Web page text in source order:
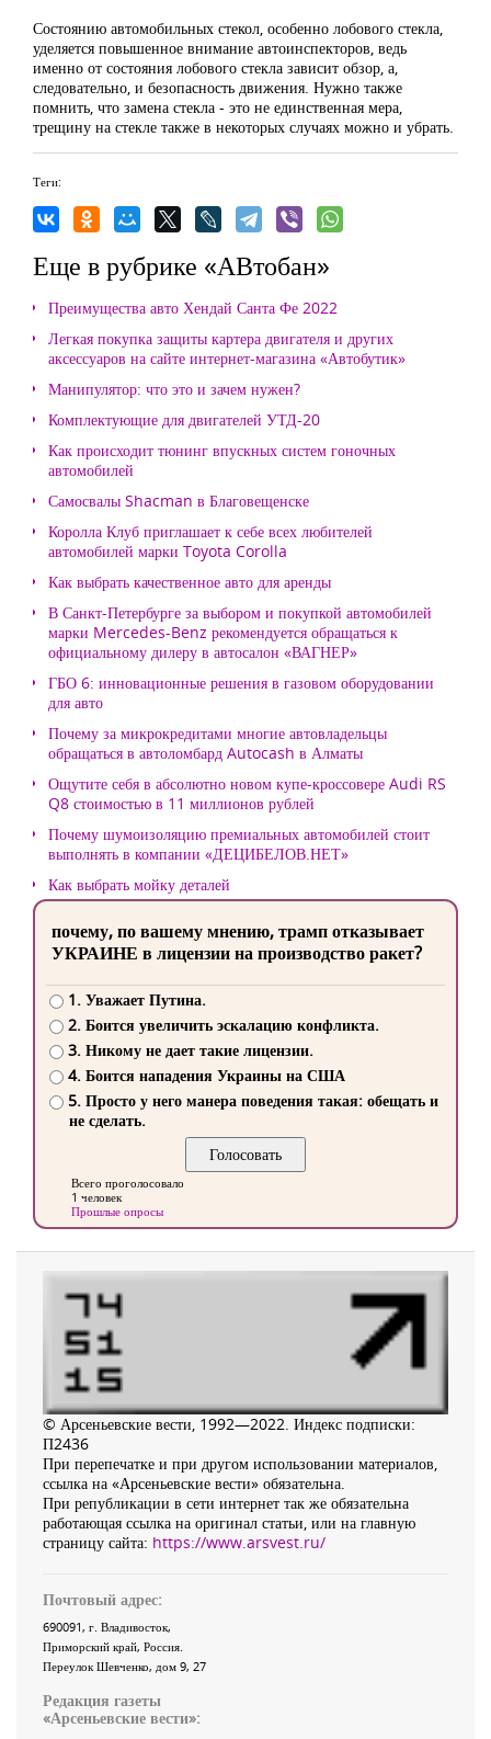
Состоянию автомобильных стекол, особенно лобового стекла,
уделяется повышенное внимание автоинспекторов, ведь
именно от состояния лобового стекла зависит обзор, а,
следовательно, и безопасность движения. Нужно также
помнить, что замена стекла - это не единственная мера,
трещину на стекле также в некоторых случаях можно и убрать.
Теги:
Еще в рубрике «АВтобан»
Преимущества авто Хендай Санта Фе 2022
Легкая покупка защиты картера двигателя и других
аксессуаров на сайте интернет-магазина «Автобутик»
Манипулятор: что это и зачем нужен?
Комплектующие для двигателей УТД-20
Как происходит тюнинг впускных систем гоночных
автомобилей
Самосвалы Shacman в Благовещенске
Королла Клуб приглашает к себе всех любителей
автомобилей марки Toyota Corolla
Как выбрать качественное авто для аренды
В Санкт-Петербурге за выбором и покупкой автомобилей
марки Mercedes-Benz рекомендуется обращаться к
официальному дилеру в автосалон «ВАГНЕР»
ГБО 6: инновационные решения в газовом оборудовании
для авто
Почему за микрокредитами многие автовладельцы
обращаться в автоломбард Autocash в Алматы
Ощутите себя в абсолютно новом купе-кроссовере Audi RS
Q8 стоимостью в 11 миллионов рублей
Почему шумоизоляцию премиальных автомобилей стоит
выполнять в компании «ДЕЦИБЕЛОВ.НЕТ»
Как выбрать мойку деталей
почему, по вашему мнению, трамп отказывает
УКРАИНЕ в лицензии на производство ракет?
1. Уважает Путина.
2. Боится увеличить эскалацию конфликта.
3. Никому не дает такие лицензии.
4. Боится нападения Украины на США
5. Просто у него манера поведения такая: обещать и
не сделать.
Всего проголосовало
1 человек
Прошлые опросы
© Арсеньевские вести, 1992—2022. Индекс подписки:
П2436
При перепечатке и при другом использовании материалов,
ссылка на «Арсеньевские вести» обязательна.
При републикации в сети интернет так же обязательна
работающая ссылка на оригинал статьи, или на главную
страницу сайта: https://www.arsvest.ru/
Почтовый адрес:
690091, г. Владивосток,
Приморский край, Россия
Переулок Шевченко, дом 9, 27
Редакция газеты
«Арсеньевские вести»: